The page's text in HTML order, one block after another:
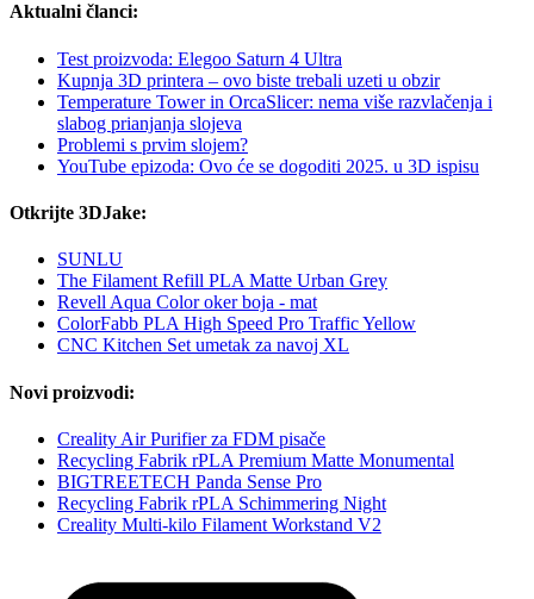
Aktualni članci:
Test proizvoda: Elegoo Saturn 4 Ultra
Kupnja 3D printera – ovo biste trebali uzeti u obzir
Temperature Tower in OrcaSlicer: nema više razvlačenja i
slabog prianjanja slojeva
Problemi s prvim slojem?
YouTube epizoda: Ovo će se dogoditi 2025. u 3D ispisu
Otkrijte 3DJake:
SUNLU
The Filament Refill PLA Matte Urban Grey
Revell Aqua Color oker boja - mat
ColorFabb PLA High Speed Pro Traffic Yellow
CNC Kitchen Set umetak za navoj XL
Novi proizvodi:
Creality Air Purifier za FDM pisače
Recycling Fabrik rPLA Premium Matte Monumental
BIGTREETECH Panda Sense Pro
Recycling Fabrik rPLA Schimmering Night
Creality Multi-kilo Filament Workstand V2